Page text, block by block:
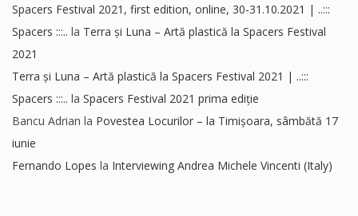
Spacers Festival 2021, first edition, online, 30-31.10.2021 | ..:::
Spacers :::.. la Terra și Luna – Artă plastică la Spacers Festival
2021
Terra și Luna – Artă plastică la Spacers Festival 2021 | ..:::
Spacers :::.. la Spacers Festival 2021 prima ediție
Bancu Adrian la Povestea Locurilor – la Timișoara, sâmbătă 17
iunie
Fernando Lopes la Interviewing Andrea Michele Vincenti (Italy)